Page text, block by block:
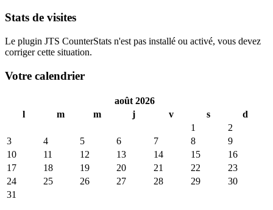
Stats de visites
Le plugin JTS CounterStats n'est pas installé ou activé, vous devez
corriger cette situation.
Votre calendrier
août 2026
l
m m j v s
d
1
2
3
4 5 6 7 8
9
10
11 12 13 14 15
16
17
18 19 20 21 22
23
24
25 26 27 28 29
30
31